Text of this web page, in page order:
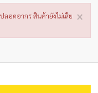
×
อดอากร สินค้ายังไม่เสีย